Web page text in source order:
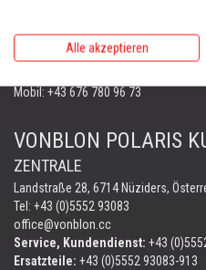
AUTOMOWER SHOP
Maria-Theresien-Straße 77, 6890
Mobil: +43 676 780 96 73
VONBLON POLARIS
ZENTRALE
Landstraße 28, 6714 Nüziders,
Tel: +43 (0)5552 93083
office@vonblon.cc
Service, Kundendienst: +43
Ersatzteile: +43 (0)5552 93083-913
Alle akzeptieren